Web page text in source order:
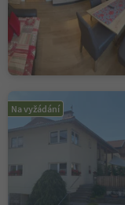
Na vyžádání